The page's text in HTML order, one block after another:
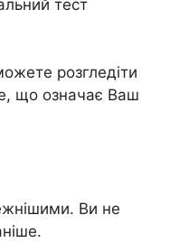
тест
розгледіти
що означає Ваш
Ви не